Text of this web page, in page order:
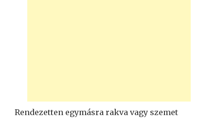
Rendezetten egymásra rakva vagy szemet